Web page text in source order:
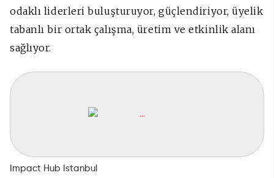
odaklı liderleri buluşturuyor, güçlendiriyor, üyelik
tabanlı bir ortak çalışma, üretim ve etkinlik alanı
sağlıyor.
Impact Hub Istanbul